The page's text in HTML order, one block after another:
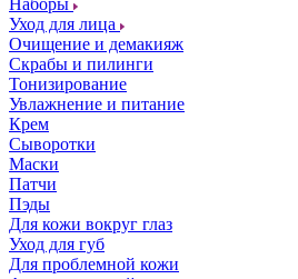
Наборы
Уход для лица
Очищение и демакияж
Скрабы и пилинги
Тонизирование
Увлажнение и питание
Крем
Сыворотки
Маски
Патчи
Пэды
Для кожи вокруг глаз
Уход для губ
Для проблемной кожи